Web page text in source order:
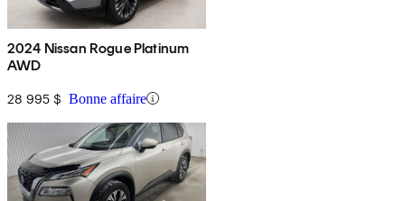
2024 Nissan Rogue Platinum
AWD
28 995 $ Bonne affaire